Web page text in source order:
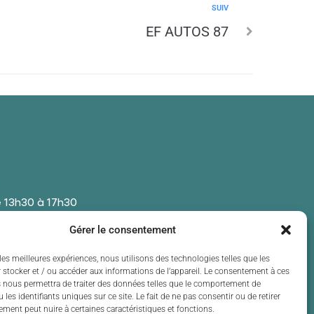
Gérer le consentement
meilleures expériences, nous utilisons des technologies telles que les
et / ou accéder aux informations de l’appareil. Le consentement à ces
permettra de traiter des données telles que le comportement de
les identifiants uniques sur ce site. Le fait de ne pas consentir ou de retirer
peut nuire à certaines caractéristiques et fonctions.
SUIV
EF AUTOS 87
à 17h30
à 17h30
13h30 à 17h30
à 17h30
de 13h30 à 17h30